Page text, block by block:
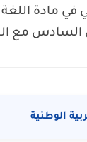
مادة اللغة
السادس مع
الوطنية